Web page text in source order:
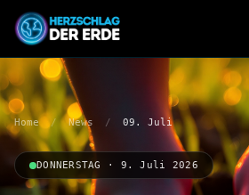
Home / News / 09. Juli
DONNERSTAG · 9. Juli 2026